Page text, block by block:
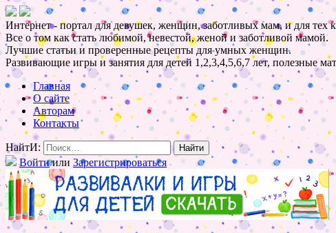
Интернет - портал для девушек, женщин, заботливых мам, и для тех
Все о том как стать любимой, невестой, женой и заботливой мамой.
Лучшие статьи и проверенные рецепты для умных женщин.
Развивающие игры и занятия для детей 1,2,3,4,5,6,7 лет, полезные
Главная
О сайте
Авторам
Контакты
НайтИ:
Войтиили Зарегистрироваться